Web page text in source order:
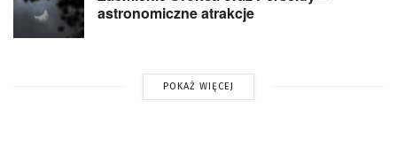
astronomiczne atrakcje
POKAŻ WIĘCEJ